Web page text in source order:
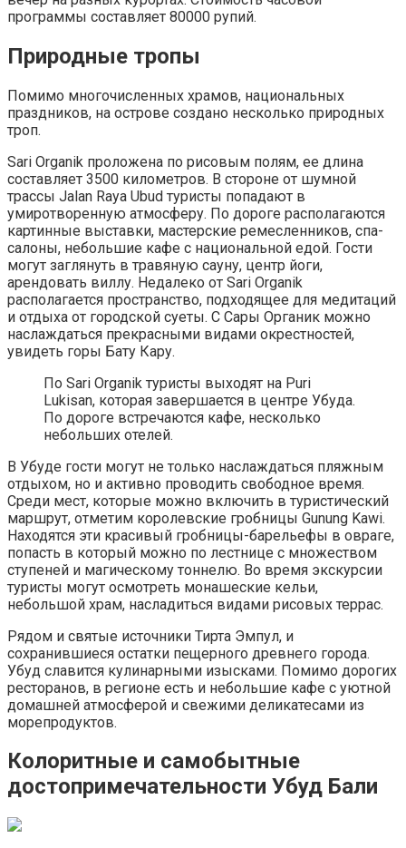
программы составляет 80000 рупий.
Природные тропы
Помимо многочисленных храмов, национальных
праздников, на острове создано несколько природных
троп.
Sari Organik проложена по рисовым полям, ее длина
составляет 3500 километров. В стороне от шумной
трассы Jalan Raya Ubud туристы попадают в
умиротворенную атмосферу. По дороге располагаются
картинные выставки, мастерские ремесленников, спа-
салоны, небольшие кафе с национальной едой. Гости
могут заглянуть в травяную сауну, центр йоги,
арендовать виллу. Недалеко от Sari Organik
располагается пространство, подходящее для медитаций
и отдыха от городской суеты. С Сары Органик можно
наслаждаться прекрасными видами окрестностей,
увидеть горы Бату Кару.
По Sari Organik туристы выходят на Puri
Lukisan, которая завершается в центре Убуда.
По дороге встречаются кафе, несколько
небольших отелей.
В Убуде гости могут не только наслаждаться пляжным
отдыхом, но и активно проводить свободное время.
Среди мест, которые можно включить в туристический
маршрут, отметим королевские гробницы Gunung Kawi.
Находятся эти красивый гробницы-барельефы в овраге,
попасть в который можно по лестнице с множеством
ступеней и магическому тоннелю. Во время экскурсии
туристы могут осмотреть монашеские кельи,
небольшой храм, насладиться видами рисовых террас.
Рядом и святые источники Тирта Эмпул, и
сохранившиеся остатки пещерного древнего города.
Убуд славится кулинарными изысками. Помимо дорогих
ресторанов, в регионе есть и небольшие кафе с уютной
домашней атмосферой и свежими деликатесами из
морепродуктов.
Колоритные и самобытные
достопримечательности Убуд Бали